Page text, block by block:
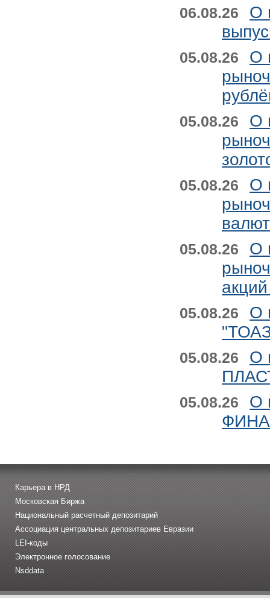
06.08.26
О
05.08.26
О
05.08.26
О
05.08.26
О
05.08.26
О
05.08.26
О
05.08.26
О
05.08.26
О
Карьера в НРД
Московская Биржа
Национальный расчетный депозитарий
Ассоциация центральных депозитариев Евразии
LEI-коды
Электронное голосование
Nsddata